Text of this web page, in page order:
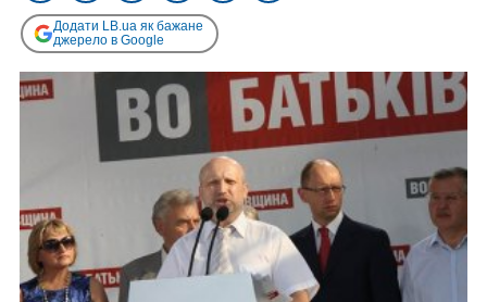
Додати LB.ua як бажане
джерело в Google